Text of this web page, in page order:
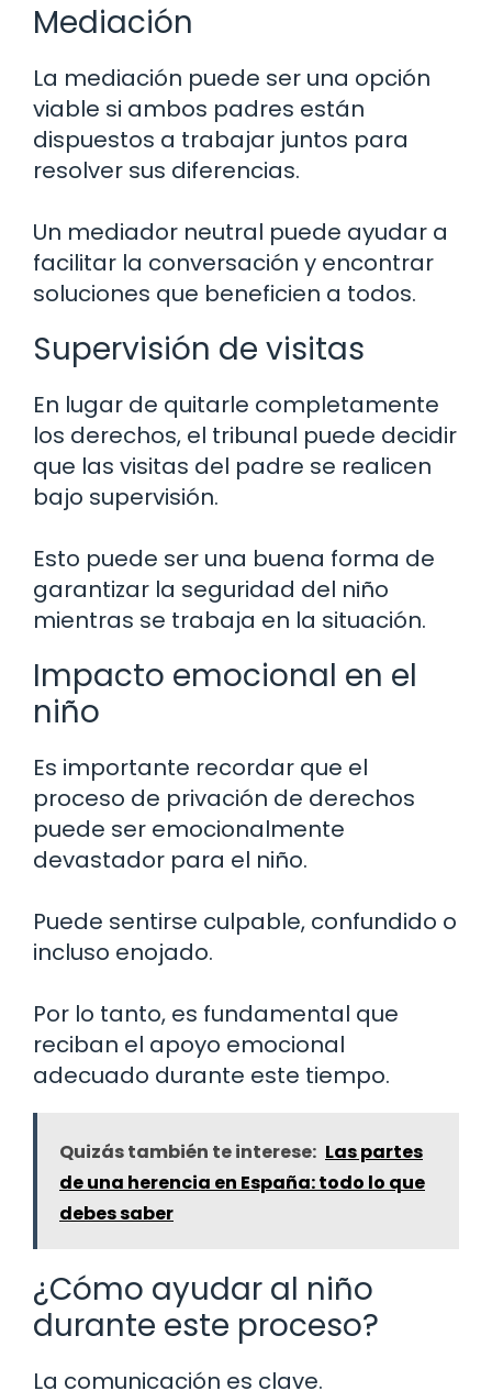
Mediación
La mediación puede ser una opción
viable si ambos padres están
dispuestos a trabajar juntos para
resolver sus diferencias.
Un mediador neutral puede ayudar a
facilitar la conversación y encontrar
soluciones que beneficien a todos.
Supervisión de visitas
En lugar de quitarle completamente
los derechos, el tribunal puede decidir
que las visitas del padre se realicen
bajo supervisión.
Esto puede ser una buena forma de
garantizar la seguridad del niño
mientras se trabaja en la situación.
Impacto emocional en el
niño
Es importante recordar que el
proceso de privación de derechos
puede ser emocionalmente
devastador para el niño.
Puede sentirse culpable, confundido o
incluso enojado.
Por lo tanto, es fundamental que
reciban el apoyo emocional
adecuado durante este tiempo.
Quizás también te interese: Las partes
de una herencia en España: todo lo que
debes saber
¿Cómo ayudar al niño
durante este proceso?
La comunicación es clave.